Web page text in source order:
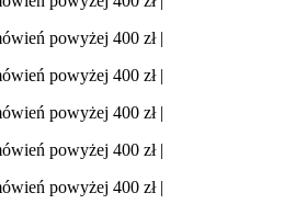
powyżej 400 zł |
powyżej 400 zł |
powyżej 400 zł |
powyżej 400 zł |
powyżej 400 zł |